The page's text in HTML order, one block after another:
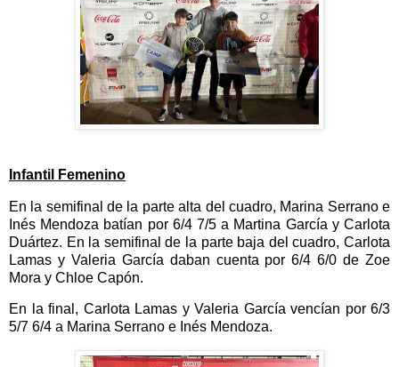
Infantil Femenino
En la semifinal de la parte alta del cuadro, Marina Serrano e
Inés Mendoza batían por 6/4 7/5 a Martina García y Carlota
Duártez. En la semifinal de la parte baja del cuadro, Carlota
Lamas y Valeria García daban cuenta por 6/4 6/0 de Zoe
Mora y Chloe Capón.
En la final, Carlota Lamas y Valeria García vencían por 6/3
5/7 6/4 a Marina Serrano e Inés Mendoza.